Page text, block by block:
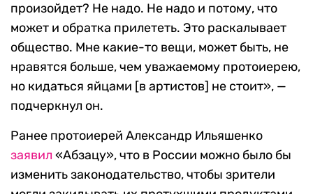
произойдет? Не надо. Не надо и потому, что
может и обратка прилететь. Это раскалывает
общество. Мне какие-то вещи, может быть, не
нравятся больше, чем уважаемому протоиерею,
но кидаться яйцами [в артистов] не стоит», —
подчеркнул он.
Ранее протоиерей Александр Ильяшенко
заявил «Абзацу», что в России можно было бы
изменить законодательство, чтобы зрители